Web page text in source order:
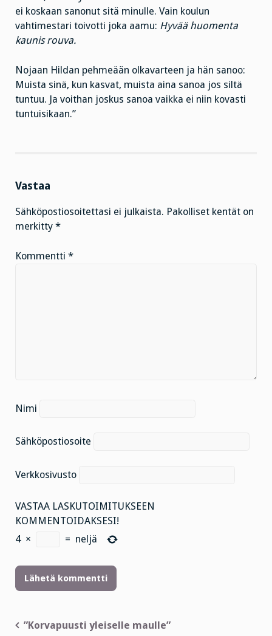
ei koskaan sanonut sitä minulle. Vain koulun
vahtimestari toivotti joka aamu: Hyvää huomenta
kaunis rouva.
Nojaan Hildan pehmeään olkavarteen ja hän sanoo:
Muista sinä, kun kasvat, muista aina sanoa jos siltä
tuntuu. Ja voithan joskus sanoa vaikka ei niin kovasti
tuntuisikaan.”
Vastaa
Sähköpostiosoitettasi ei julkaista. Pakolliset kentät on
merkitty *
Kommentti *
Nimi
Sähköpostiosoite
Verkkosivusto
VASTAA LASKUTOIMITUKSEEN
KOMMENTOIDAKSESI!
4 × = neljä
Artikkelien
”Korvapuusti yleiselle maulle”